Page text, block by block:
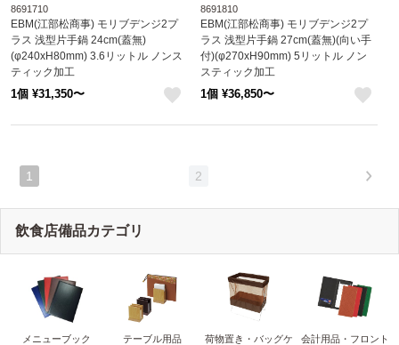
8691710
EBM(江部松商事) モリブデンジ2プ
ラス 浅型片手鍋 24cm(蓋無)
(φ240xH80mm) 3.6リットル ノンス
ティック加工
8691710
1個 ¥31,350〜
8691810
EBM(江部松商事) モリブデンジ2プ
ラス 浅型片手鍋 27cm(蓋無)(向い手
付)(φ270xH90mm) 5リットル ノン
スティック加工
8691810
1個 ¥36,850〜
1 2
飲食店備品カテゴリ
メニューブック テーブル用品
荷物置き・バッグケ
会計用品・フロント